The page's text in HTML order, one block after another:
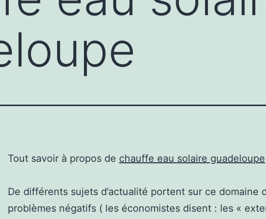
Tout savoir à propos de chauffe eau solaire guadeloupe
De différents sujets d’actualité portent sur ce domaine
problèmes négatifs ( les économistes disent : les «